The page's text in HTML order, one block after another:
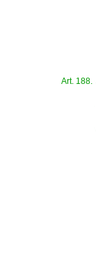
Art. 188.